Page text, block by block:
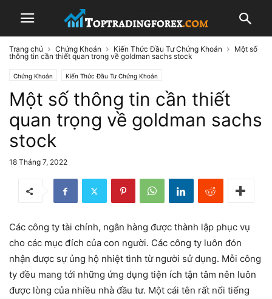
Trang chủ Chứng Khoán Kiến Thức Đầu Tư Chứng Khoán
Một số
thông tin cần thiết quan trọng về goldman sachs stock
Chứng Khoán Kiến Thức Đầu Tư Chứng Khoán
Một số thông tin cần thiết
quan trọng về goldman sachs
stock
18 Tháng 7, 2022
Các công ty tài chính, ngân hàng được thành lập phục vụ
cho các mục đích của con người. Các công ty luôn đón
nhận được sự ủng hộ nhiệt tình từ người sử dụng. Mỗi công
ty đều mang tới những ứng dụng tiện ích tận tâm nên luôn
được lòng của nhiều nhà đầu tư. Một cái tên rất nổi tiếng